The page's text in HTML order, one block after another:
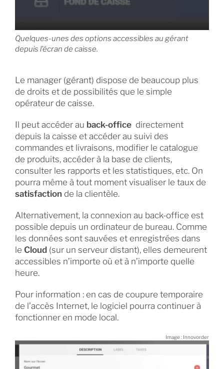
Quelques-unes des options accessibles au gérant
depuis l’écran de caisse.
Le manager (gérant) dispose de beaucoup plus
de droits et de possibilités que le simple
opérateur de caisse.
Il peut accéder au back-officedirectement
depuis la caisse et accéder au suivi des
commandes et livraisons, modifier le catalogue
de produits, accéder à la base de clients,
consulter les rapports et les statistiques, etc. On
pourra même à tout moment visualiser le taux de
satisfaction de la clientèle.
Alternativement, la connexion au back-office est
possible depuis un ordinateur de bureau. Comme
les données sont sauvées et enregistrées dans
le Cloud (sur un serveur distant), elles demeurent
accessibles n’importe où et à n’importe quelle
heure.
Pour information : en cas de coupure temporaire
de l’accès Internet, le logiciel pourra continuer à
fonctionner en mode local.
Image : Innovorder